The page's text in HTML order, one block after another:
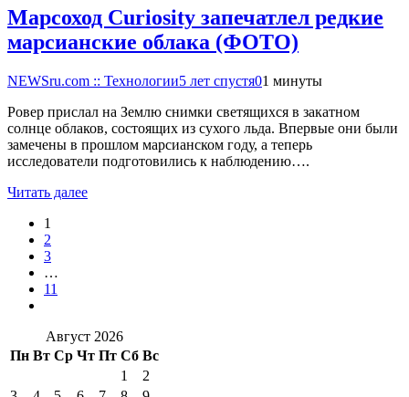
Марсоход Curiosity запечатлел редкие
марсианские облака (ФОТО)
NEWSru.com :: Технологии5 лет спустя01 минуты
Ровер прислал на Землю снимки светящихся в закатном
солнце облаков, состоящих из сухого льда. Впервые они были
замечены в прошлом марсианском году, а теперь
исследователи подготовились к наблюдению….
Читать далее
1
2
3
…
11
Август 2026
Пн Вт Ср Чт Пт Сб Вс
1
2